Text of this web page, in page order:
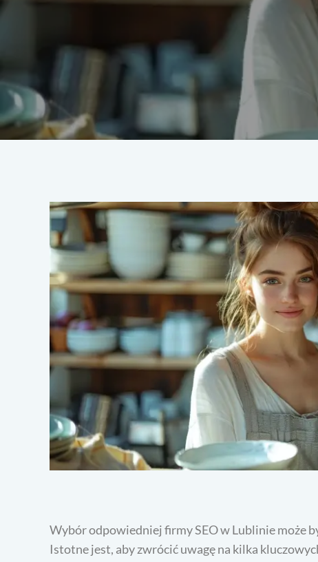
Wybór odpowiedniej firmy SEO w Lublinie może
Istotne jest, aby zwrócić uwagę na kilka